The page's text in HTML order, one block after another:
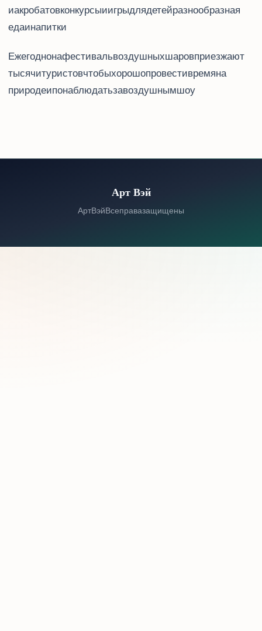
и акробатов, конкурсы и игры для детей, разнообразная
еда и напитки.
Ежегодно на фестиваль воздушных шаров приезжают
тысячи туристов, чтобы хорошо провести время на
природе и понаблюдать за воздушным шоу.
Арт Вэй
© 2026 Арт Вэй. Все права защищены.